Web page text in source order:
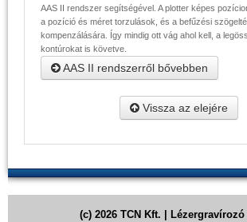
AAS II rendszer segítségével. A plotter képes
a pozíció és méret torzulások, és a befűzési
kompenzálására. Így mindig ott vág ahol kell, a
kontúrokat is követve.
AAS II rendszerről bővebben
Vissza az elejére
(c) 2026 TCN Kft. | Lézergravírozó